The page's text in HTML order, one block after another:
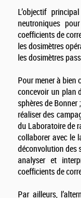
L’objectif
neutroniques
coefficients de
les dosimètres
les dosimètres
Pour mener à bien
concevoir un plan
sphères de Bonner ;
réaliser des
du Laboratoire de
collaborer avec le
déconvolution des
analyser et
coefficients de
Par ailleurs,